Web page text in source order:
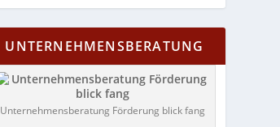
UNTERNEHMENSBERATUNG
Unternehmensberatung Förderung blick fang